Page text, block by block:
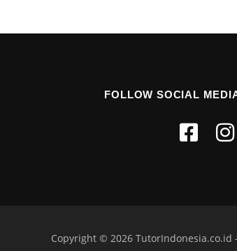
FOLLOW SOCIAL
Copyright © 2026 TutorIndonesia.co.id